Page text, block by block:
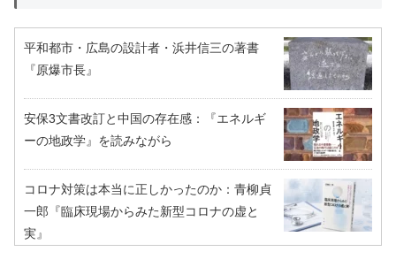
平和都市・広島の設計者・浜井信三の著書
『原爆市長』
安保3文書改訂と中国の存在感：『エネルギ
ーの地政学』を読みながら
コロナ対策は本当に正しかったのか：青柳貞
一郎『臨床現場からみた新型コロナの虚と
実』